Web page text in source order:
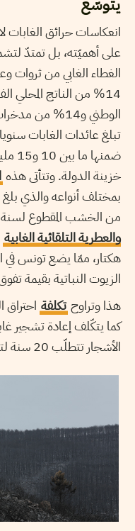
انعكاسات حرائق
على أهميّته، بل تمتدّ
الغطاء الغابي من
الوطني و14% من
خزينة الدولة. وتتأتى هذه
من الخشب المقطوع لسنة 2021، إضافة إلى
والعطرية التلقائية الغابية
الزيوت النباتية بقيمة تفوق 30 مليون دينار
هذا وتراوح تكلفة
الأشجار تتطلّب 20 سنة لتستأنف نموها بعد الحرائق.